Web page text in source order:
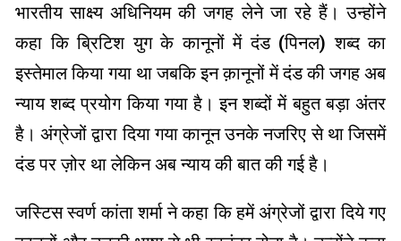
भारतीय साक्ष्य अधिनियम की जगह लेने जा रहे हैं। उन्होंने
कहा कि ब्रिटिश युग के कानूनों में दंड (पिनल) शब्द का
इस्तेमाल किया गया था जबकि इन क़ानूनों में दंड की जगह अब
न्याय शब्द प्रयोग किया गया है। इन शब्दों में बहुत बड़ा अंतर
है। अंग्रेजों द्वारा दिया गया कानून उनके नजरिए से था जिसमें
दंड पर ज़ोर था लेकिन अब न्याय की बात की गई है।
जस्टिस स्वर्ण कांता शर्मा ने कहा कि हमें अंग्रेजों द्वारा दिये गए